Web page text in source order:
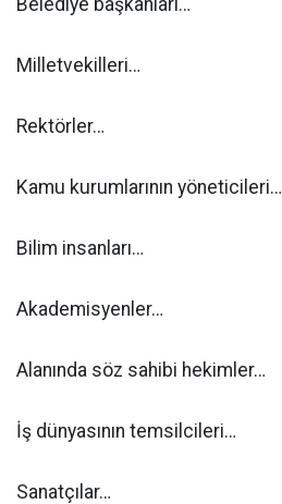
Belediye başkanları…
Milletvekilleri…
Rektörler…
Kamu kurumlarının yöneticileri…
Bilim insanları…
Akademisyenler…
Alanında söz sahibi hekimler…
İş dünyasının temsilcileri…
Sanatçılar…